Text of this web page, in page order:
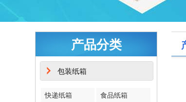
产品分类
包装纸箱
快递纸箱 食品纸箱